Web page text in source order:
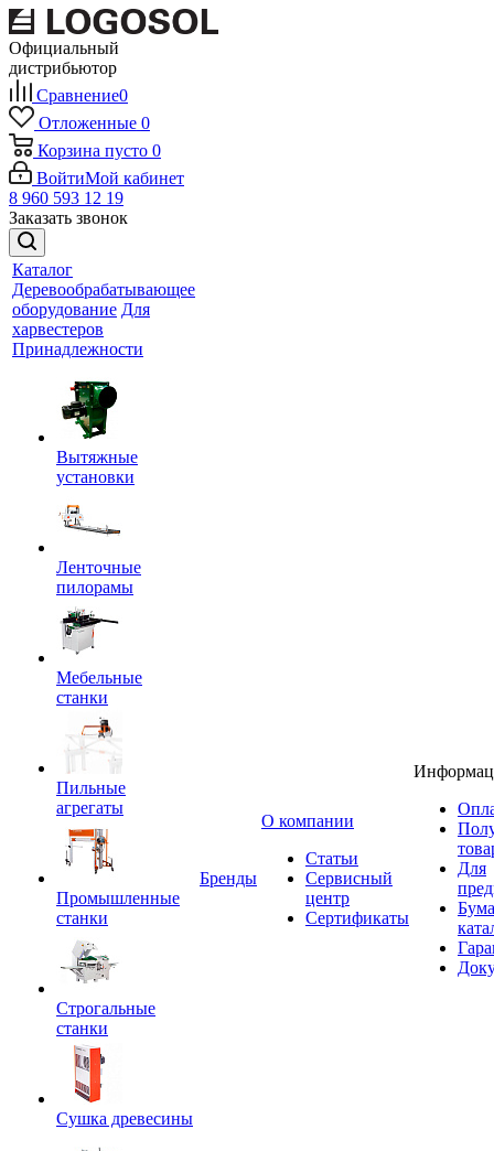
Официальный
дистрибьютор
Сравнение0
Отложенные 0
Корзина пусто 0
ВойтиМой кабинет
8 960 593 12 19
Заказать звонок
Каталог
Деревообрабатывающее
оборудование Для
харвестеров
Принадлежности
Вытяжные
установки
Ленточные
пилорамы
Мебельные
станки
Пильные
агрегаты
Промышленные
станки
Строгальные
станки
Сушка древесины
Бренды
O компании
Статьи
Сервисный
центр
Сертификаты
Для